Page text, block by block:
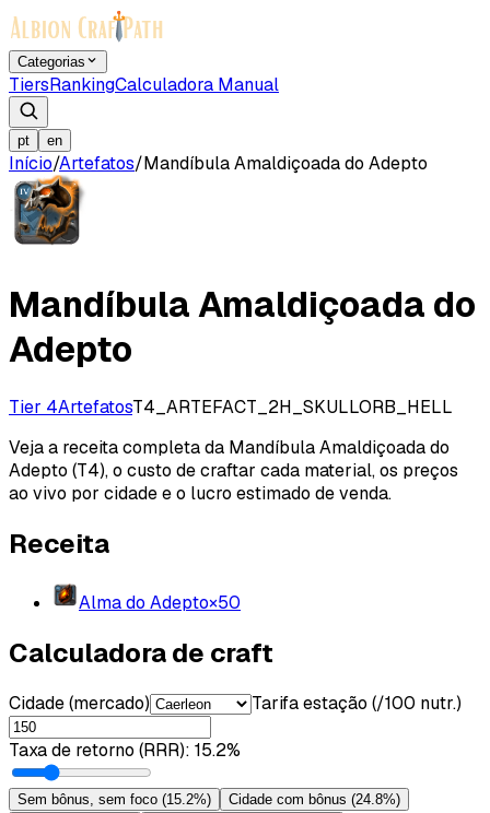
Categorias
TiersRankingCalculadora Manual
pt en
Início/Artefatos/Mandíbula Amaldiçoada do Adepto
Mandíbula Amaldiçoada do
Adepto
Tier 4ArtefatosT4_ARTEFACT_2H_SKULLORB_HELL
Veja a receita completa da Mandíbula Amaldiçoada do
Adepto (T4), o custo de craftar cada material, os preços
ao vivo por cidade e o lucro estimado de venda.
Receita
Alma do Adepto×50
Calculadora de craft
Cidade (mercado) Tarifa estação (/100 nutr.)
Taxa de retorno (RRR): 15.2%
Sem bônus, sem foco (15.2%) Cidade com bônus (24.8%)